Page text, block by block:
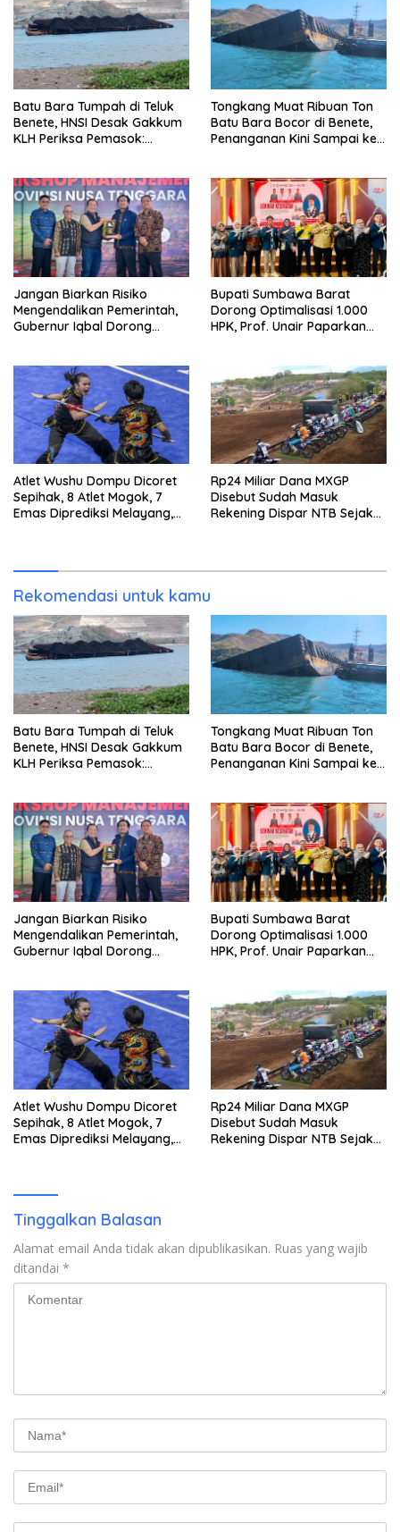
Batu Bara Tumpah di Teluk
Benete, HNSI Desak Gakkum
KLH Periksa Pemasok:
Tongkang Muat Ribuan Ton
Batu Bara Bocor di Benete,
Penanganan Kini Sampai ke
Jangan Biarkan Risiko
Mengendalikan Pemerintah,
Gubernur Iqbal Dorong
Bupati Sumbawa Barat
Dorong Optimalisasi 1.000
HPK, Prof. Unair Paparkan
Atlet Wushu Dompu Dicoret
Sepihak, 8 Atlet Mogok, 7
Emas Diprediksi Melayang,
Rp24 Miliar Dana MXGP
Disebut Sudah Masuk
Rekening Dispar NTB Sejak
Rekomendasi untuk kamu
Batu Bara Tumpah di Teluk
Benete, HNSI Desak Gakkum
KLH Periksa Pemasok:
Tongkang Muat Ribuan Ton
Batu Bara Bocor di Benete,
Penanganan Kini Sampai ke
Jangan Biarkan Risiko
Mengendalikan Pemerintah,
Gubernur Iqbal Dorong
Bupati Sumbawa Barat
Dorong Optimalisasi 1.000
HPK, Prof. Unair Paparkan
Atlet Wushu Dompu Dicoret
Sepihak, 8 Atlet Mogok, 7
Emas Diprediksi Melayang,
Rp24 Miliar Dana MXGP
Disebut Sudah Masuk
Rekening Dispar NTB Sejak
Tinggalkan Balasan
Alamat email Anda tidak akan dipublikasikan. Ruas yang wajib
ditandai *